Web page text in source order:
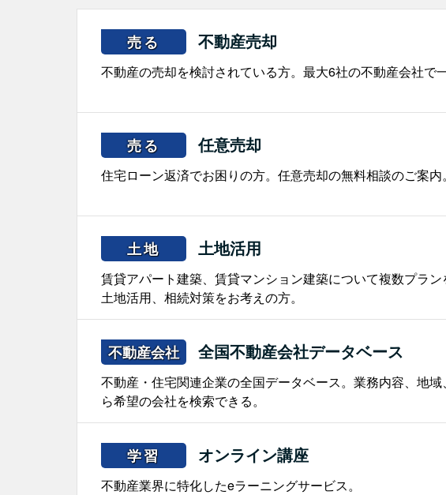
売る 不動産売却
不動産の売却を検討されている方。最大6社の不動産会社で一
売る 任意売却
住宅ローン返済でお困りの方。任意売却の無料相談のご案内。
土地 土地活用
賃貸アパート建築、賃貸マンション建築について複数プラン
土地活用、相続対策をお考えの方。
不動産会社 全国不動産会社データベース
不動産・住宅関連企業の全国データベース。業務内容、地
ら希望の会社を検索できる。
学習 オンライン講座
不動産業界に特化したeラーニングサービス。